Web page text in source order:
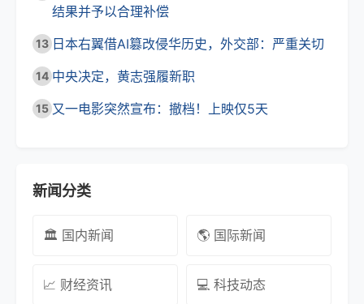
结果并予以合理补偿
13 日本右翼借AI篡改侵华历史，外交部：严重关切
14 中央决定，黄志强履新职
15 又一电影突然宣布：撤档！上映仅5天
新闻分类
🏛️ 国内新闻 🌎 国际新闻
📈 财经资讯 💻 科技动态